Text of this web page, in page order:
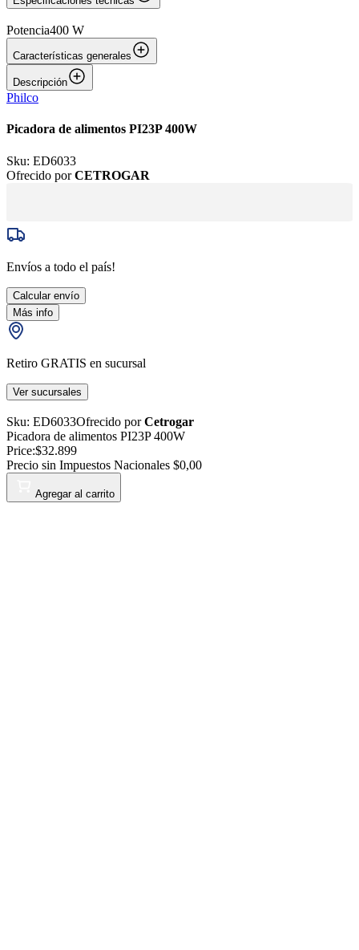
Potencia400 W
Características generales
Descripción
Philco
Picadora de alimentos PI23P 400W
Sku: ED6033
Ofrecido porCETROGAR
Envíos a todo el país!
Calcular envío
Más info
Retiro GRATIS en sucursal
Ver sucursales
Sku: ED6033Ofrecido porCetrogar
Picadora de alimentos PI23P 400W
Price:$32.899
Precio sin Impuestos Nacionales $0,00
Agregar al carrito